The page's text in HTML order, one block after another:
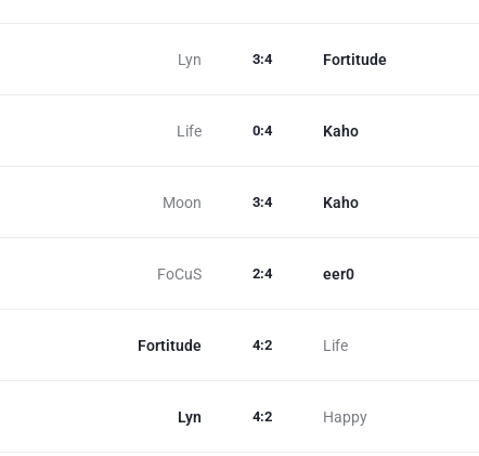
Lyn Fortitude
3:4
Life Kaho
0:4
Moon Kaho
3:4
FoCuS eer0
2:4
Fortitude Life
4:2
Lyn Happy
4:2